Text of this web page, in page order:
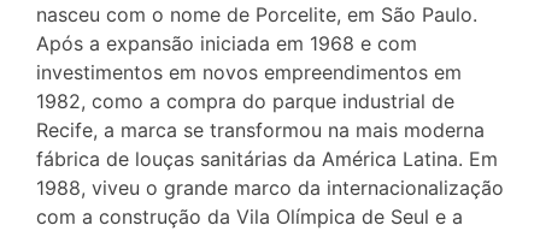
nasceu com o nome de Porcelite, em São Paulo.
Após a expansão iniciada em 1968 e com
investimentos em novos empreendimentos em
1982, como a compra do parque industrial de
Recife, a marca se transformou na mais moderna
fábrica de louças sanitárias da América Latina. Em
1988, viveu o grande marco da internacionalização
com a construção da Vila Olímpica de Seul e a